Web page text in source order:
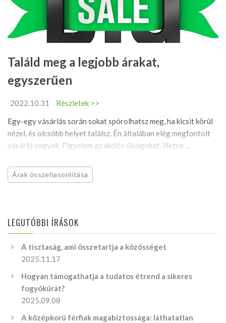
Találd meg a legjobb árakat,
egyszerűen
2022.10.31
Részletek >>
Egy-egy vásárlás során sokat spórolhatsz meg, ha kicsit körül
nézel, és olcsóbb helyet találsz. Én általában elég megfontolt
vásárló vagyok. Figyelem az akciós újságokat, illetve ...
Árak összehasonlítása
LEGUTÓBBI ÍRÁSOK
A tisztaság, ami összetartja a közösséget
2025.11.17
Hogyan támogathatja a tudatos étrend a sikeres
fogyókúrát?
2025.09.08
A középkorú férfiak magabiztossága: láthatatlan